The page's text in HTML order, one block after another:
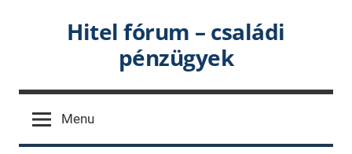
Hitel fórum – családi
pénzügyek
Menu